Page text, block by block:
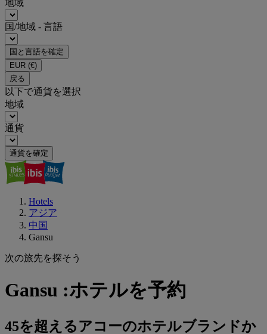
地域
国/地域 - 言語
国と言語を確定
EUR (€)
戻る
以下で通貨を選択
地域
通貨
通貨を確定
Hotels
アジア
中国
Gansu
次の旅先を探そう
Gansu :ホテルを予約
45を超えるアコーのホテルブランドか